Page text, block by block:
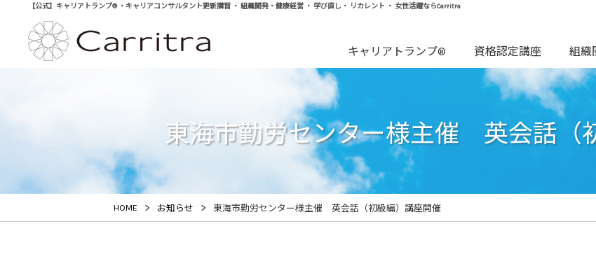
【公式】キャリアトランプ® ・キャリアコンサルタント更新講習 ・ 組織開発・健康経営 ・ 学び直し・ リカレント ・ 女性活躍ならCarritra
キャリアトランプ® 資格認定講座 組織
東海市勤労センター様主催 英会話（
HOME > お知らせ > 東海市勤労センター様主催 英会話（初級編）講座開催